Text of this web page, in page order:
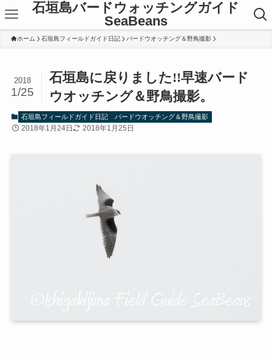
石垣島バードウォッチングガイド
SeaBeans
ホーム 石垣島フィールドガイド日記 バードウオッチング＆野鳥撮影
石垣島に戻りました!!早速バード
ウオッチング＆野鳥撮影。
2018
1/25
石垣島フィールドガイド日記 バードウオッチング＆野鳥撮影
2018年1月24日 2018年1月25日